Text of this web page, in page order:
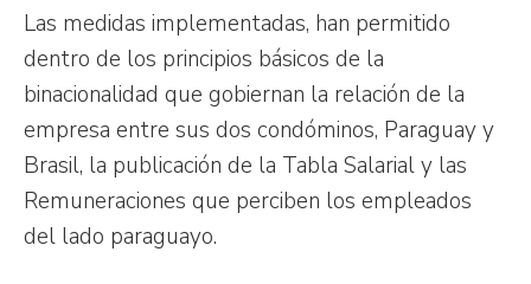
Las medidas implementadas, han permitido
dentro de los principios básicos de la
binacionalidad que gobiernan la relación de la
empresa entre sus dos condóminos, Paraguay y
Brasil, la publicación de la Tabla Salarial y las
Remuneraciones que perciben los empleados
del lado paraguayo.